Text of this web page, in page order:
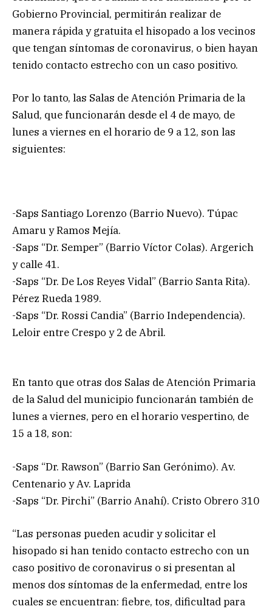
Gobierno Provincial, permitirán realizar de
manera rápida y gratuita el hisopado a los vecinos
que tengan síntomas de coronavirus, o bien hayan
tenido contacto estrecho con un caso positivo.
Por lo tanto, las Salas de Atención Primaria de la
Salud, que funcionarán desde el 4 de mayo, de
lunes a viernes en el horario de 9 a 12, son las
siguientes:
-Saps Santiago Lorenzo (Barrio Nuevo). Túpac
Amaru y Ramos Mejía.
-Saps “Dr. Semper” (Barrio Víctor Colas). Argerich
y calle 41.
-Saps “Dr. De Los Reyes Vidal” (Barrio Santa Rita).
Pérez Rueda 1989.
-Saps “Dr. Rossi Candia” (Barrio Independencia).
Leloir entre Crespo y 2 de Abril.
En tanto que otras dos Salas de Atención Primaria
de la Salud del municipio funcionarán también de
lunes a viernes, pero en el horario vespertino, de
15 a 18, son:
-Saps “Dr. Rawson” (Barrio San Gerónimo). Av.
Centenario y Av. Laprida
-Saps “Dr. Pirchi” (Barrio Anahí). Cristo Obrero 310
“Las personas pueden acudir y solicitar el
hisopado si han tenido contacto estrecho con un
caso positivo de coronavirus o si presentan al
menos dos síntomas de la enfermedad, entre los
cuales se encuentran: fiebre, tos, dificultad para